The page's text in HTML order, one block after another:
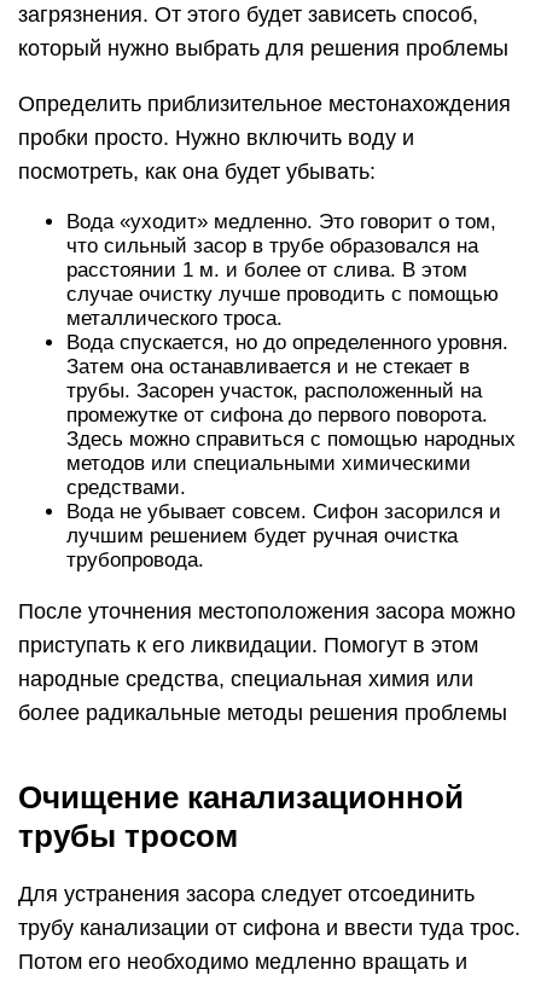
загрязнения. От этого будет зависеть способ,
который нужно выбрать для решения проблемы
Определить приблизительное местонахождения
пробки просто. Нужно включить воду и
посмотреть, как она будет убывать:
Вода «уходит» медленно. Это говорит о том,
что сильный засор в трубе образовался на
расстоянии 1 м. и более от слива. В этом
случае очистку лучше проводить с помощью
металлического троса.
Вода спускается, но до определенного уровня.
Затем она останавливается и не стекает в
трубы. Засорен участок, расположенный на
промежутке от сифона до первого поворота.
Здесь можно справиться с помощью народных
методов или специальными химическими
средствами.
Вода не убывает совсем. Сифон засорился и
лучшим решением будет ручная очистка
трубопровода.
После уточнения местоположения засора можно
приступать к его ликвидации. Помогут в этом
народные средства, специальная химия или
более радикальные методы решения проблемы
Очищение канализационной
трубы тросом
Для устранения засора следует отсоединить
трубу канализации от сифона и ввести туда трос.
Потом его необходимо медленно вращать и